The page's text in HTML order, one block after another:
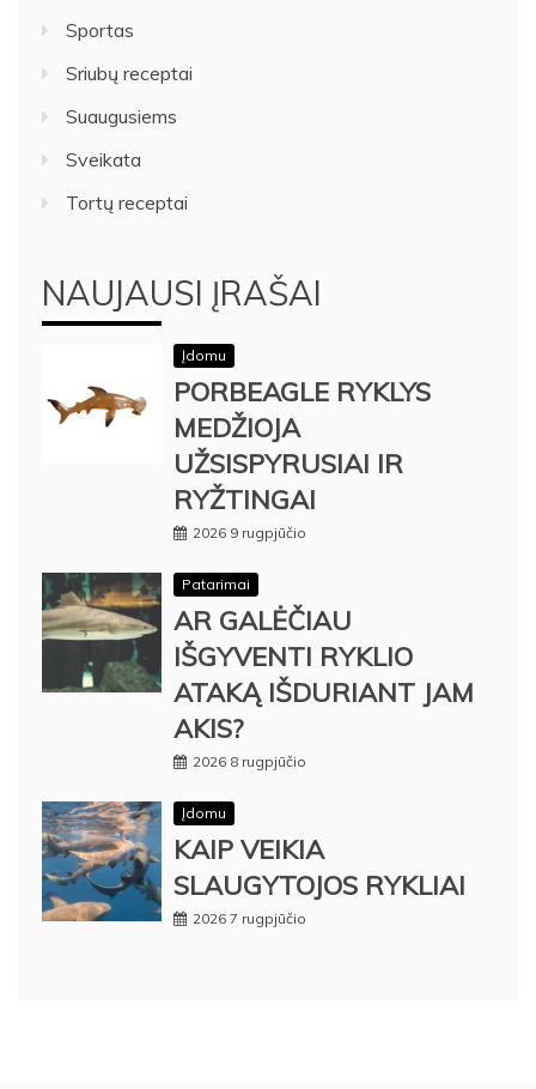
Sportas
Sriubų receptai
Suaugusiems
Sveikata
Tortų receptai
NAUJAUSI ĮRAŠAI
Įdomu
PORBEAGLE RYKLYS
MEDŽIOJA
UŽSISPYRUSIAI IR
RYŽTINGAI
2026 9 rugpjūčio
Patarimai
AR GALĖČIAU
IŠGYVENTI RYKLIO
ATAKĄ IŠDURIANT JAM
AKIS?
2026 8 rugpjūčio
Įdomu
KAIP VEIKIA
SLAUGYTOJOS RYKLIAI
2026 7 rugpjūčio